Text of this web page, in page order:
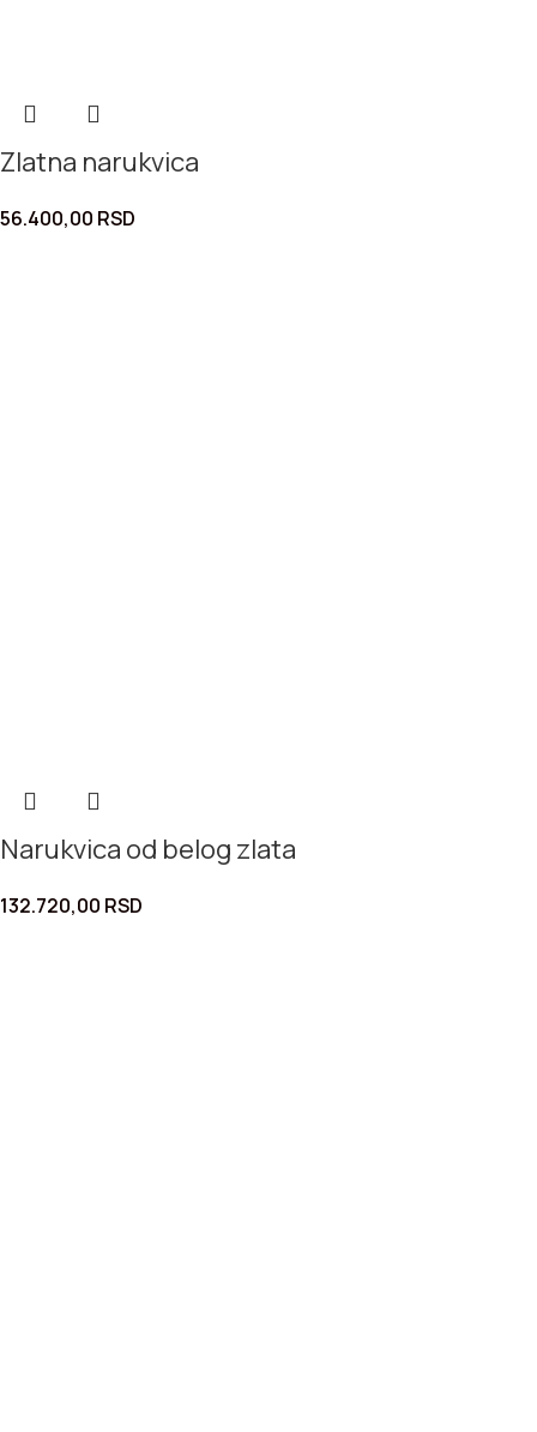
Zlatna narukvica
56.400,00 RSD
Narukvica od belog zlata
132.720,00 RSD